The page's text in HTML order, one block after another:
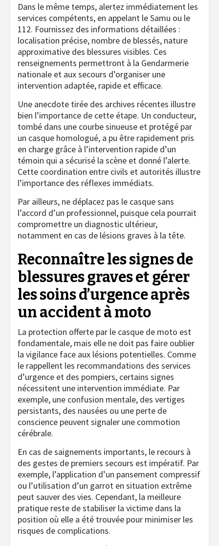
Dans le même temps, alertez immédiatement les
services compétents, en appelant le Samu ou le
112. Fournissez des informations détaillées :
localisation précise, nombre de blessés, nature
approximative des blessures visibles. Ces
renseignements permettront à la Gendarmerie
nationale et aux secours d’organiser une
intervention adaptée, rapide et efficace.
Une anecdote tirée des archives récentes illustre
bien l’importance de cette étape. Un conducteur,
tombé dans une courbe sinueuse et protégé par
un casque homologué, a pu être rapidement pris
en charge grâce à l’intervention rapide d’un
témoin qui a sécurisé la scène et donné l’alerte.
Cette coordination entre civils et autorités illustre
l’importance des réflexes immédiats.
Par ailleurs, ne déplacez pas le casque sans
l’accord d’un professionnel, puisque cela pourrait
compromettre un diagnostic ultérieur,
notamment en cas de lésions graves à la tête.
Reconnaître les signes de
blessures graves et gérer
les soins d’urgence après
un accident à moto
La protection offerte par le casque de moto est
fondamentale, mais elle ne doit pas faire oublier
la vigilance face aux lésions potentielles. Comme
le rappellent les recommandations des services
d’urgence et des pompiers, certains signes
nécessitent une intervention immédiate. Par
exemple, une confusion mentale, des vertiges
persistants, des nausées ou une perte de
conscience peuvent signaler une commotion
cérébrale.
En cas de saignements importants, le recours à
des gestes de premiers secours est impératif. Par
exemple, l’application d’un pansement compressif
ou l’utilisation d’un garrot en situation extrême
peut sauver des vies. Cependant, la meilleure
pratique reste de stabiliser la victime dans la
position où elle a été trouvée pour minimiser les
risques de complications.